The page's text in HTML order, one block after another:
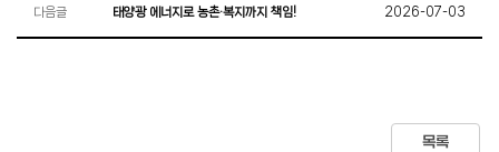
다음글 태양광 에너지로 농촌·복지까지 책임! 2026-07-03
목록